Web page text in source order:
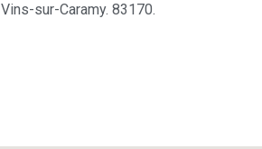
Vins-sur-Caramy. 83170.